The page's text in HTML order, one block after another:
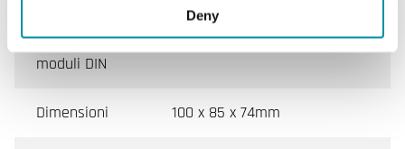
Deny
Numero di
moduli DIN
6
Dimensioni 100 x 85 x 74mm